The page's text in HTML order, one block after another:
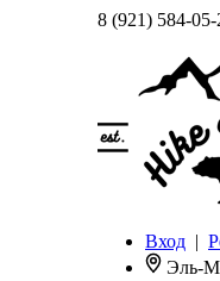
8 (921) 584-05-
Вход |
Эль-